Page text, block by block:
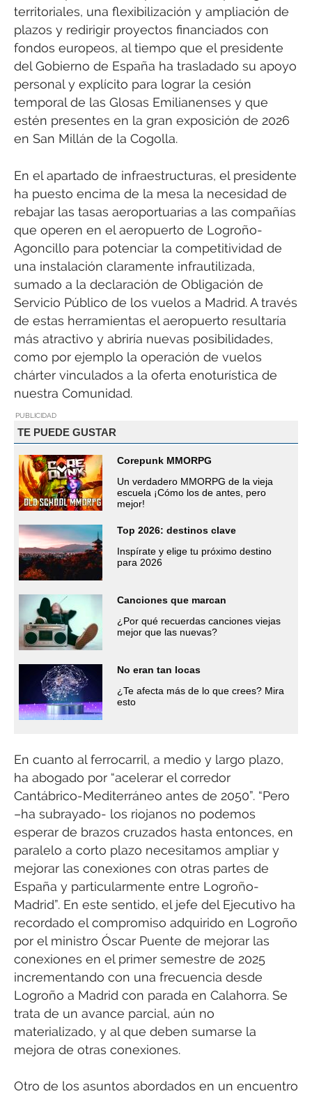
territoriales, una flexibilización y ampliación de
plazos y redirigir proyectos financiados con
fondos europeos, al tiempo que el presidente
del Gobierno de España ha trasladado su apoyo
personal y explícito para lograr la cesión
temporal de las Glosas Emilianenses y que
estén presentes en la gran exposición de 2026
en San Millán de la Cogolla.
En el apartado de infraestructuras, el presidente
ha puesto encima de la mesa la necesidad de
rebajar las tasas aeroportuarias a las compañías
que operen en el aeropuerto de Logroño-
Agoncillo para potenciar la competitividad de
una instalación claramente infrautilizada,
sumado a la declaración de Obligación de
Servicio Público de los vuelos a Madrid. A través
de estas herramientas el aeropuerto resultaría
más atractivo y abriría nuevas posibilidades,
como por ejemplo la operación de vuelos
chárter vinculados a la oferta enoturística de
nuestra Comunidad.
PUBLICIDAD
TE PUEDE GUSTAR
Corepunk MMORPG
Un verdadero MMORPG de la vieja
escuela ¡Cómo los de antes, pero
mejor!
Top 2026: destinos clave
Inspírate y elige tu próximo destino
para 2026
Canciones que marcan
¿Por qué recuerdas canciones viejas
mejor que las nuevas?
No eran tan locas
¿Te afecta más de lo que crees? Mira
esto
En cuanto al ferrocarril, a medio y largo plazo,
ha abogado por “acelerar el corredor
Cantábrico-Mediterráneo antes de 2050”. “Pero
–ha subrayado- los riojanos no podemos
esperar de brazos cruzados hasta entonces, en
paralelo a corto plazo necesitamos ampliar y
mejorar las conexiones con otras partes de
España y particularmente entre Logroño-
Madrid”. En este sentido, el jefe del Ejecutivo ha
recordado el compromiso adquirido en Logroño
por el ministro Óscar Puente de mejorar las
conexiones en el primer semestre de 2025
incrementando con una frecuencia desde
Logroño a Madrid con parada en Calahorra. Se
trata de un avance parcial, aún no
materializado, y al que deben sumarse la
mejora de otras conexiones.
Otro de los asuntos abordados en un encuentro